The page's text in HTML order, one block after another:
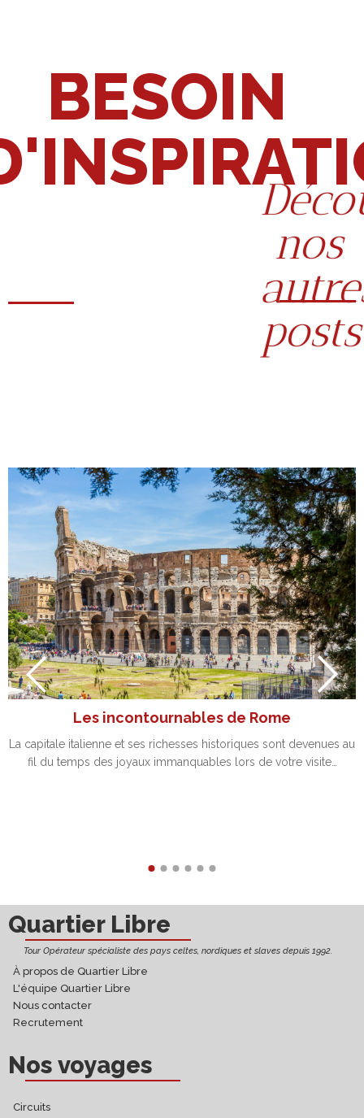
BESOIN
nos
posts
Les incontournables de Rome
La capitale italienne et ses richesses historiques sont devenues au
fil du temps des joyaux immanquables lors de votre visite…
Quartier Libre
Tour Opérateur spécialiste des pays celtes, nordiques et slaves depuis 1992.
À propos de Quartier Libre
L'équipe Quartier Libre
Nous contacter
Recrutement
Nos voyages
Circuits